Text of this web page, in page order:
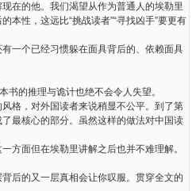
在的他。我们渴望从作为普通人的埃勒里
本性，这远比“挑战读者”“寻找凶手”要更有
一个已经习惯躲在面具背后的、依赖面具
的推理与诡计也绝不会令人失望。
格，对外国读者来说稍显不公平。到了第
最核心的部分。虽然这样的做法对中国读
方面但在埃勒里讲解之后也并不难理解。
后的又一层真相会让你叹服。贯穿全文的